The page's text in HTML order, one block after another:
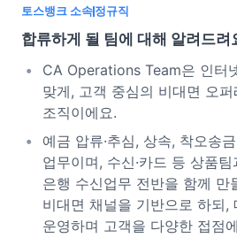
토스뱅크 소속정규직
합류하게 될 팀에 대해 알려드려
CA Operations Team은 인터
맞게, 고객 중심의 비대면 오
조직이에요.
예금 압류·추심, 상속, 착오송
업무이며, 수신·카드 등 상품
은행 수신업무 전반을 함께 만
비대면 채널을 기반으로 하되,
운영하며 고객을 다양한 접점